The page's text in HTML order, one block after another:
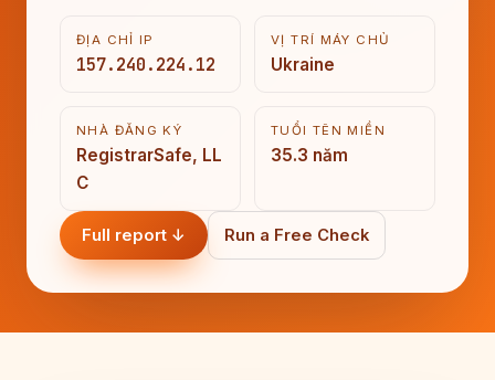
ĐỊA CHỈ IP
157.240.224.12
VỊ TRÍ MÁY CHỦ
Ukraine
NHÀ ĐĂNG KÝ
RegistrarSafe, LL
C
TUỔI TÊN MIỀN
35.3 năm
Full report ↓ Run a Free Check